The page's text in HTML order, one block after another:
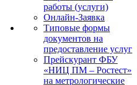
работы (услуги)
Онлайн-Заявка
Типовые формы
документов на
предоставление услуг
Прейскурант ФБУ
«НИЦ ПМ – Ростест»
на метрологические